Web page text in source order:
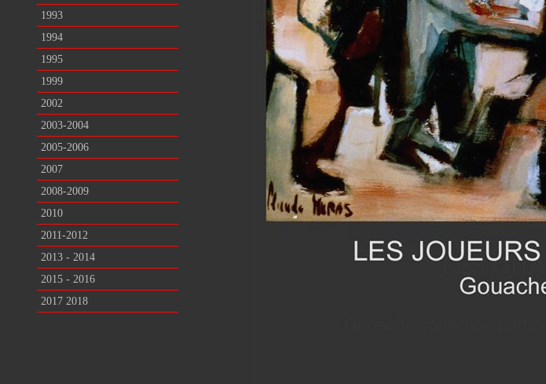
1993
1994
1995
1999
2002
2003-2004
2005-2006
2007
2008-2009
2010
2011-2012
2013 - 2014
2015 - 2016
2017 2018